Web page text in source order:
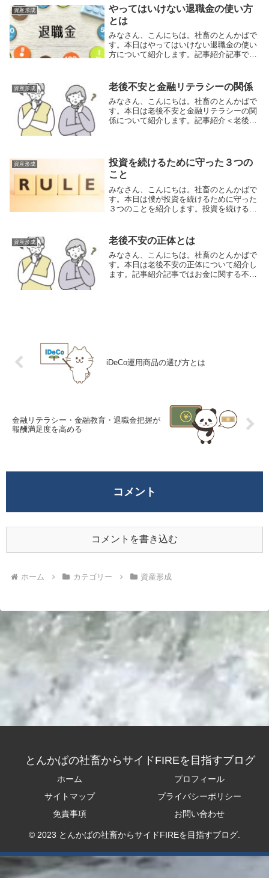
ウェルビーイングを実現するための4つの
ポイントにつ...
資産形成
やってはいけない退職金の使い方
とは
みなさん、こんにちは。社畜のとんかばで
す。本日はやってはいけない退職金の使い
方について紹介します。記事紹介記事では
の使い方記事で紹介されている「やっては
いけない退職...
資産形成 老後不安と金融リテラシーの関係
みなさん、こんにちは。社畜のとんかばで
す。本日は老後不安と金融リテラシーの関
係について紹介します。記事紹介＜老後不
割は老後資金...
資産形成
投資を続けるために守った３つの
こと
みなさん、こんにちは。社畜のとんかばで
す。本日は僕が投資を続けるために守った
３つのことを紹介します。投資を続けるた
標」「ルール」の3つです。＜ライフプラ
ン＞自分が手に...
資産形成 老後不安の正体とは
みなさん、こんにちは。社畜のとんかばで
す。本日は老後不安の正体について紹介し
ます。記事紹介記事ではお金に関する不
iDeCo運用商品の選び方とは
金融リテラシー・金融教育・退職金把握が
報酬満足度を高める
コメント
コメントを書き込む
ホーム カテゴリー 資産形成
とんかばの社畜からサイドFIREを目指すブログ
ホーム
プロフィール
サイトマップ
プライバシーポリシー
免責事項
お問い合わせ
© 2023 とんかばの社畜からサイドFIREを目指すブログ.